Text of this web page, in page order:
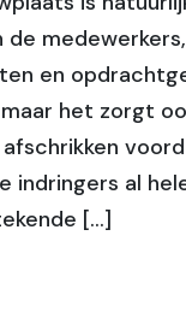
en
het zorgt
indringers al
[…]